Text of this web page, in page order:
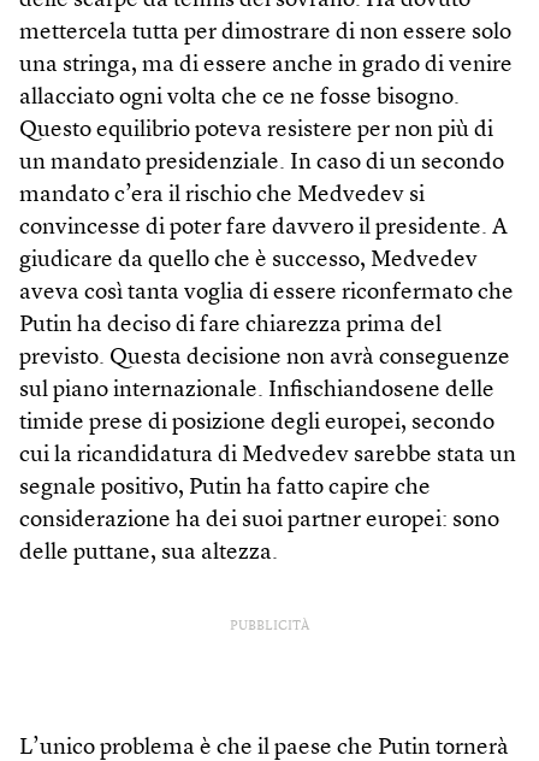
mettercela tutta per dimostrare di non essere solo
una stringa, ma di essere anche in grado di venire
allacciato ogni volta che ce ne fosse bisogno.
Questo equilibrio poteva resistere per non più di
un mandato presidenziale. In caso di un secondo
mandato c’era il rischio che Medvedev si
convincesse di poter fare davvero il presidente. A
giudicare da quello che è successo, Medvedev
aveva così tanta voglia di essere riconfermato che
Putin ha deciso di fare chiarezza prima del
previsto. Questa decisione non avrà conseguenze
sul piano internazionale. Infischiandosene delle
timide prese di posizione degli europei, secondo
cui la ricandidatura di Medvedev sarebbe stata un
segnale positivo, Putin ha fatto capire che
considerazione ha dei suoi partner europei: sono
delle puttane, sua altezza.
PUBBLICITÀ
L’unico problema è che il paese che Putin tornerà